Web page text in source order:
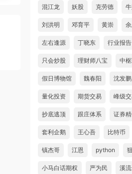
混江龙 妖股 克劳德
刘洪明 邓育平 黄崇
左右逢源 丁晓东 行业报告
只会炒股 理财师八宝 中
假日博物馆 魏春阳 沈发鹏
量化投资 期货交易 峰级
抄底逃顶 跟庄体系 证券
套利企鹅 王心吾 比特币
镇杰哥 江恩 python
小马白话期权 严为民 溪